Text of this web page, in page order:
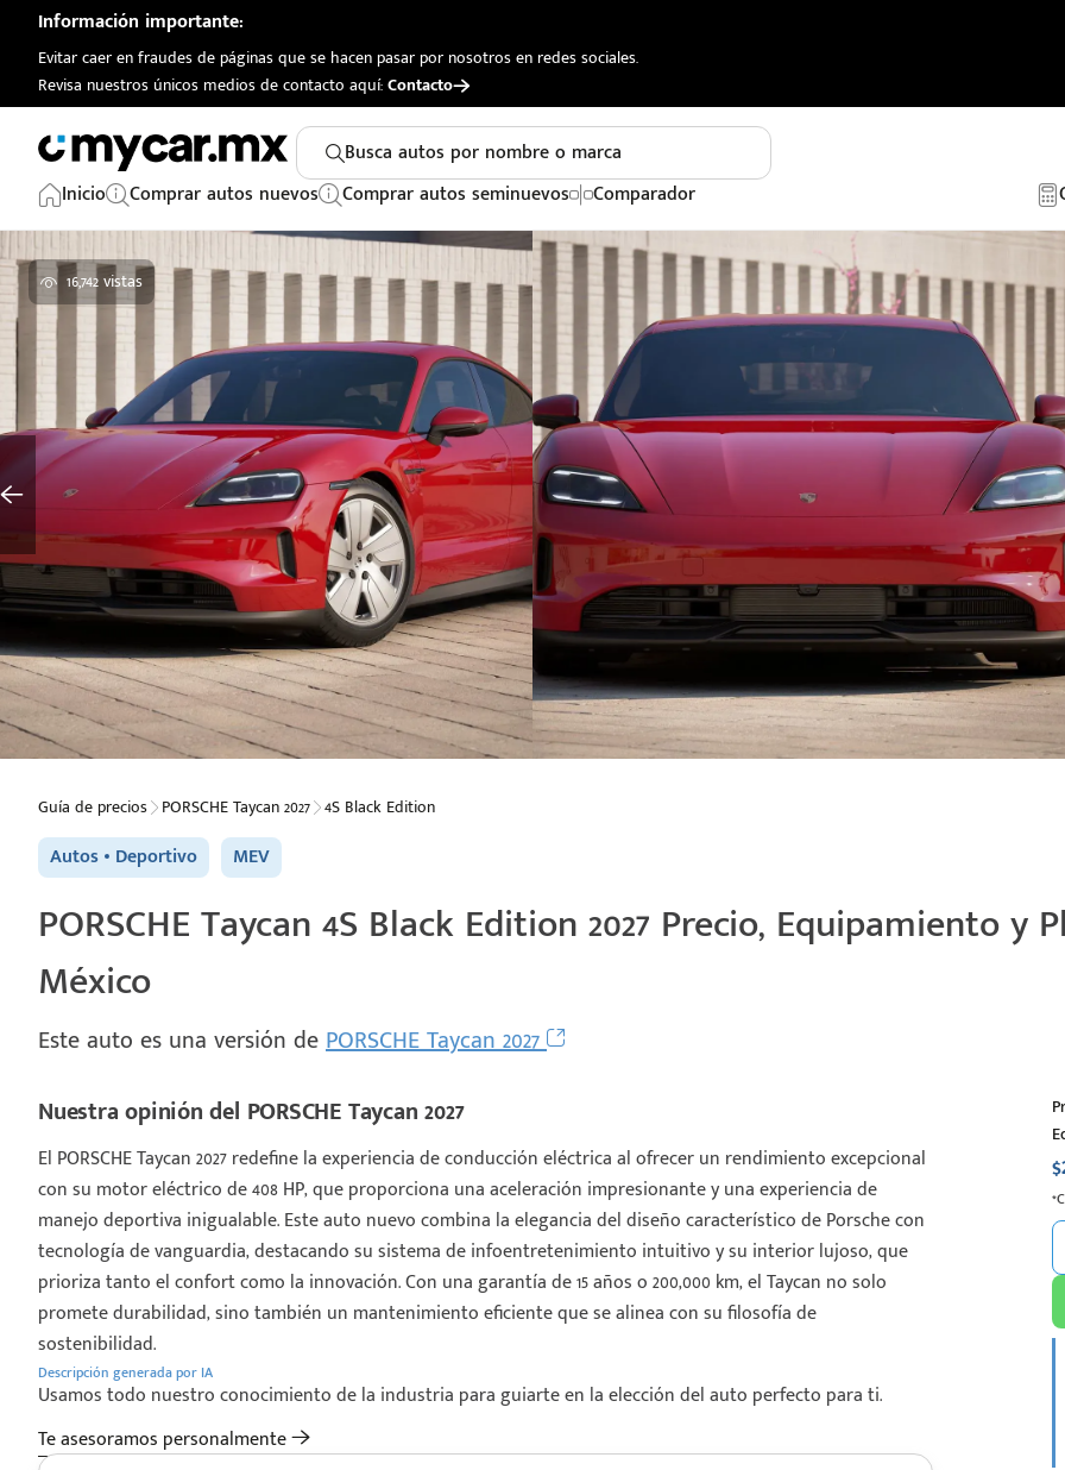
Información importante:
Evitar caer en fraudes de páginas que se hacen pasar por nosotros en redes sociales.
Revisa nuestros únicos medios de contacto aquí:Contacto
Busca autos por nombre o marca
Inicio
Comprar autos nuevos Comprar autos seminuevos Comparador
16,742 vistas
Guía de precios PORSCHE Taycan 2027 4S Black Edition
Autos Deportivo MEV
PORSCHE Taycan 4S Black Edition 2027 Precio, Equipamiento
México
Este auto es una versión dePORSCHE Taycan 2027
Nuestra opinión del PORSCHE Taycan 2027
El PORSCHE Taycan 2027 redefine la experiencia de conducción eléctrica al ofrecer un rendimiento excepcional
con su motor eléctrico de 408 HP, que proporciona una aceleración impresionante y una experiencia de
manejo deportiva inigualable. Este auto nuevo combina la elegancia del diseño característico de Porsche con
tecnología de vanguardia, destacando su sistema de infoentretenimiento intuitivo y su interior lujoso, que
prioriza tanto el confort como la innovación. Con una garantía de 15 años o 200,000 km, el Taycan no solo
promete durabilidad, sino también un mantenimiento eficiente que se alinea con su filosofía de
sostenibilidad.
Descripción generada por IA
Usamos todo nuestro conocimiento de la industria para guiarte en la elección del auto perfecto para ti.
Te asesoramos personalmente